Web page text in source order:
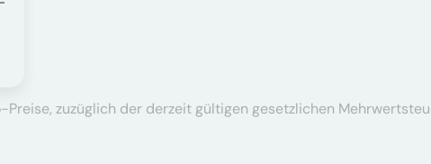
zuzüglich der derzeit gültigen gesetzlichen